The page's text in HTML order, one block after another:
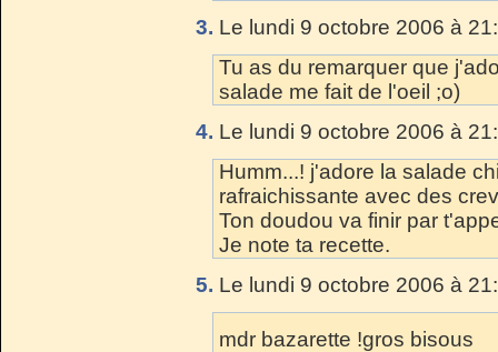
3. Le lundi 9 octobre 2006 à
Tu as du remarquer que
salade me fait de l'oeil ;o)
4. Le lundi 9 octobre 2006 à
Humm...! j'adore la salade
rafraichissante avec des
Ton doudou va finir par
Je note ta recette.
5. Le lundi 9 octobre 2006 à
mdr bazarette !gros bisous